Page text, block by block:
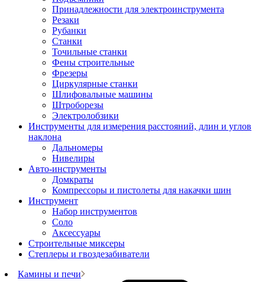
Принадлежности для электроинструмента
Резаки
Рубанки
Станки
Точильные станки
Фены строительные
Фрезеры
Циркулярные станки
Шлифовальные машины
Штроборезы
Электролобзики
Инструменты для измерения расстояний, длин и углов
наклона
Дальномеры
Нивелиры
Авто-инструменты
Домкраты
Компрессоры и пистолеты для накачки шин
Инструмент
Набор инструментов
Соло
Аксессуары
Строительные миксеры
Степлеры и гвоздезабиватели
Камины и печи